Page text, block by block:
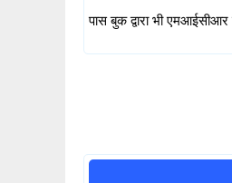
पास बुक द्वारा भी